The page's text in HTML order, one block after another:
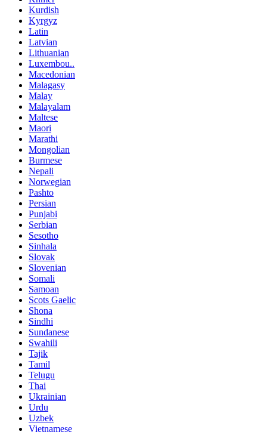
Kurdish
Kyrgyz
Latin
Latvian
Lithuanian
Luxembou..
Macedonian
Malagasy
Malay
Malayalam
Maltese
Maori
Marathi
Mongolian
Burmese
Nepali
Norwegian
Pashto
Persian
Punjabi
Serbian
Sesotho
Sinhala
Slovak
Slovenian
Somali
Samoan
Scots Gaelic
Shona
Sindhi
Sundanese
Swahili
Tajik
Tamil
Telugu
Thai
Ukrainian
Urdu
Uzbek
Vietnamese